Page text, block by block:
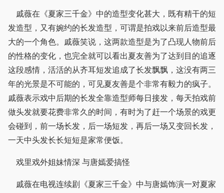
戚薇在《夏家三千金》中的造型变化甚大，既有精干的短
发造型，又有婉约的长发造型，可谓是拍戏以来前后造型最
大的一个角色。戚薇笑说，这两款造型是为了凸现人物前后
的性格的变化，也完全就可以看出夏友善为了达到目的追逐
这段感情，活活的从齐耳短发追成了长发飘飘，这没有两三
年的光景是不可能的，可见夏友善是个非常有毅力的疯子。
戚薇表示戏中后期的长发全靠造型师每日接发，每天拍戏前
做头发就要花费非常久的时间，有时为了赶一个场景的戏更
会碰到，前一场长发，后一场短发，再后一场又变回长发，
一天中头发长长短短是家常便饭。
戏里戏外姐妹情深 与唐嫣爱搞怪
戚薇在电视连续剧《夏家三千金》中与唐嫣饰演一对夏家